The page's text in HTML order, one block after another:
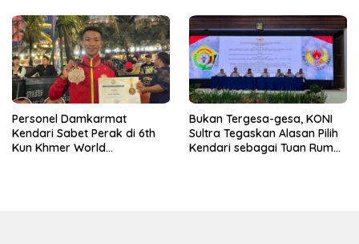
Personel Damkarmat
Kendari Sabet Perak di 6th
Kun Khmer World
Bukan Tergesa-gesa, KONI
Sultra Tegaskan Alasan Pilih
Kendari sebagai Tuan Rumah